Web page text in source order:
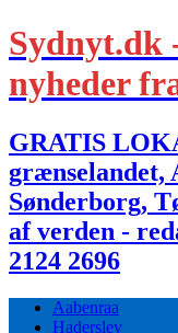
Sydnyt.dk
nyheder
GRATIS
grænselandet,
Sønderborg,
af verden -
2124 2696
Aabenraa
Haderslev